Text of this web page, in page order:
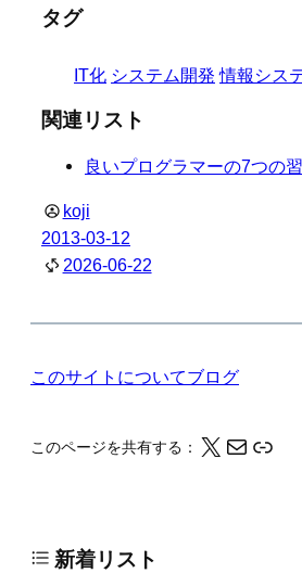
タグ
IT化 システム開発 情報シス
関連リスト
良いプログラマーの7つの
koji
2013-03-12
2026-06-22
このサイトについてブログ
このページを共有する： X メール このページの情報をクリップボードにコピーする
新着リスト